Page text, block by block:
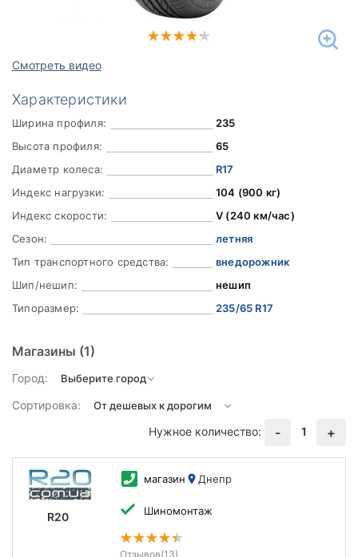
Смотреть видео
Характеристики
Ширина профиля:
235
Высота профиля:
65
Диаметр колеса:
R17
Индекс нагрузки:
104 (900 кг)
Индекс скорости:
V (240 км/час)
Сезон:
летняя
Тип транспортного средства:
внедорожник
Шип/нешип:
нешип
Типоразмер:
235/65 R17
Магазины (1)
Город:
Сортировка:
Нужное количество:
- 1 +
R20
магазин Днепр
Шиномонтаж
Отзывов(13)